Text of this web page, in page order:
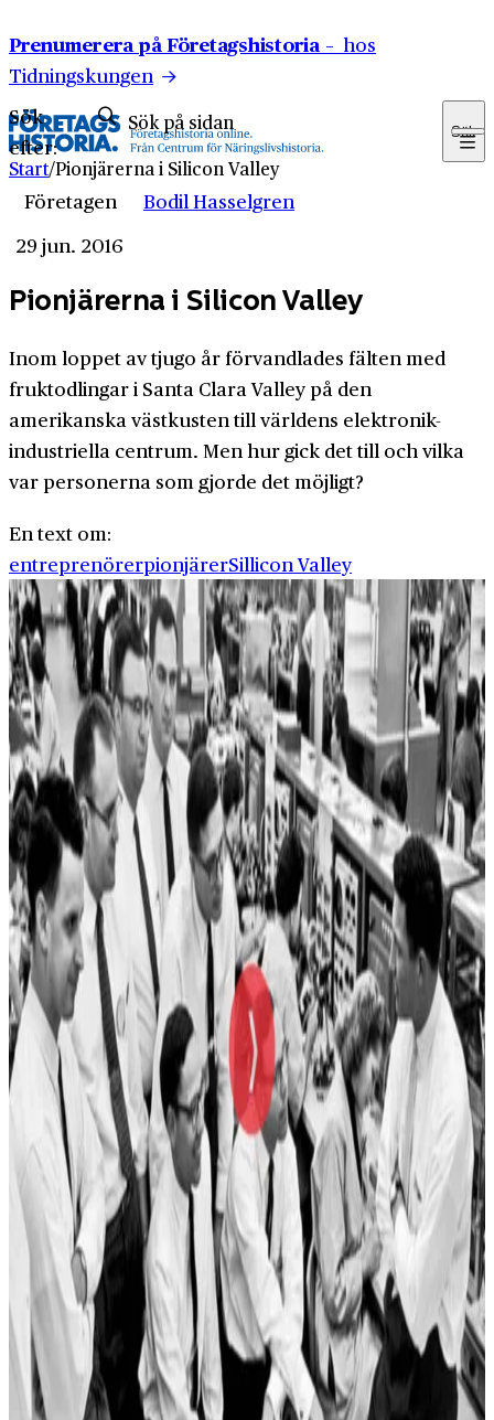
Prenumerera på Företagshistoria – hos
Tidningskungen
Sök
efter:
Sök
Start/Pionjärerna i Silicon Valley
Företagen
Bodil Hasselgren
29 jun. 2016
Pionjärerna i Silicon Valley
Inom loppet av tjugo år förvandlades fälten med
fruktodlingar i Santa Clara Valley på den
amerikanska västkusten till världens elektronik-
industriella centrum. Men hur gick det till och vilka
var personerna som gjorde det möjligt?
En text om:
entreprenörerpionjärerSillicon Valley